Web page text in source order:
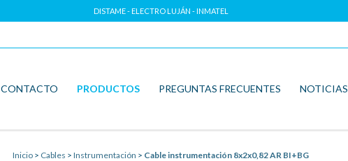
DISTAME - ELECTRO LUJÁN - INMATEL
CONTACTO PRODUCTOS PREGUNTAS FRECUENTES NOTICIAS
Inicio > Cables > Instrumentación > Cable instrumentación 8x2x0,82 AR BI+BG